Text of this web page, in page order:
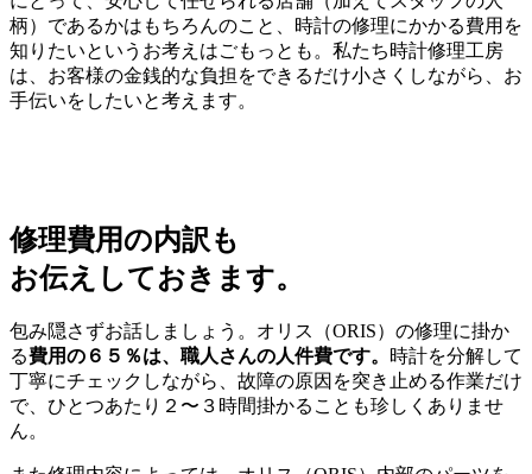
柄）であるかはもちろんのこと、時計の修理にかかる費用を
知りたいというお考えはごもっとも。私たち時計修理工房
は、お客様の金銭的な負担をできるだけ小さくしながら、お
手伝いをしたいと考えます。
修理費用の内訳も
お伝えしておきます。
包み隠さずお話しましょう。オリス（ORIS）の修理に掛か
る費用の６５％は、職人さんの人件費です。 時計を分解して
丁寧にチェックしながら、故障の原因を突き止める作業だけ
で、ひとつあたり２〜３時間掛かることも珍しくありませ
ん。